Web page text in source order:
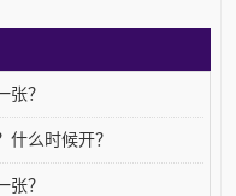
张？
什么时候开？
张？